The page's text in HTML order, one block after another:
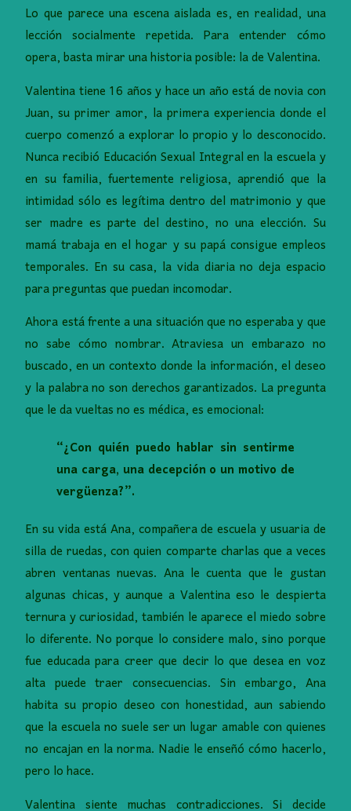
Lo que parece una escena aislada es, en realidad, una
lección socialmente repetida. Para entender cómo
opera, basta mirar una historia posible: la de Valentina.
Valentina tiene 16 años y hace un año está de novia con
Juan, su primer amor, la primera experiencia donde el
cuerpo comenzó a explorar lo propio y lo desconocido.
Nunca recibió Educación Sexual Integral en la escuela y
en su familia, fuertemente religiosa, aprendió que la
intimidad sólo es legítima dentro del matrimonio y que
ser madre es parte del destino, no una elección. Su
mamá trabaja en el hogar y su papá consigue empleos
temporales. En su casa, la vida diaria no deja espacio
para preguntas que puedan incomodar.
Ahora está frente a una situación que no esperaba y que
no sabe cómo nombrar. Atraviesa un embarazo no
buscado, en un contexto donde la información, el deseo
y la palabra no son derechos garantizados. La pregunta
que le da vueltas no es médica, es emocional:
“¿Con quién puedo hablar sin sentirme
una carga, una decepción o un motivo de
vergüenza?”.
En su vida está Ana, compañera de escuela y usuaria de
silla de ruedas, con quien comparte charlas que a veces
abren ventanas nuevas. Ana le cuenta que le gustan
algunas chicas, y aunque a Valentina eso le despierta
ternura y curiosidad, también le aparece el miedo sobre
lo diferente. No porque lo considere malo, sino porque
fue educada para creer que decir lo que desea en voz
alta puede traer consecuencias. Sin embargo, Ana
habita su propio deseo con honestidad, aun sabiendo
que la escuela no suele ser un lugar amable con quienes
no encajan en la norma. Nadie le enseñó cómo hacerlo,
pero lo hace.
Valentina siente muchas contradicciones. Si decide